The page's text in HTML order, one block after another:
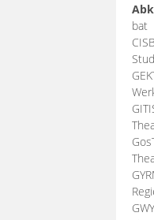
bat